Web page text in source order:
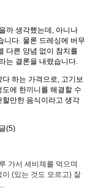
까 생각했는데, 아니나
니다. 물론 드레싱에 버무
다른 양념 없이 참치를
는 결론을 내렸습니다.
하는 가격으로, 고기보
에 한끼니를 해결할 수
만한 음식이라고 생각
(5)
가서 세비체를 먹으며
(있는 것도 모르고) 잘